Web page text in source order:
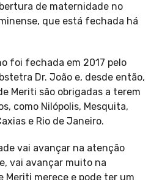
de maternidade no
que está fechada há
foi fechada em 2017 pelo
Dr. João e, desde então,
Meriti são obrigadas a terem
como Nilópolis, Mesquita,
e Rio de Janeiro.
vai avançar na atenção
vai avançar muito na
Meriti merece e pode ter um